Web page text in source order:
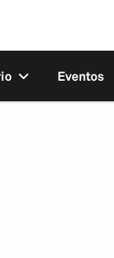
Eventos